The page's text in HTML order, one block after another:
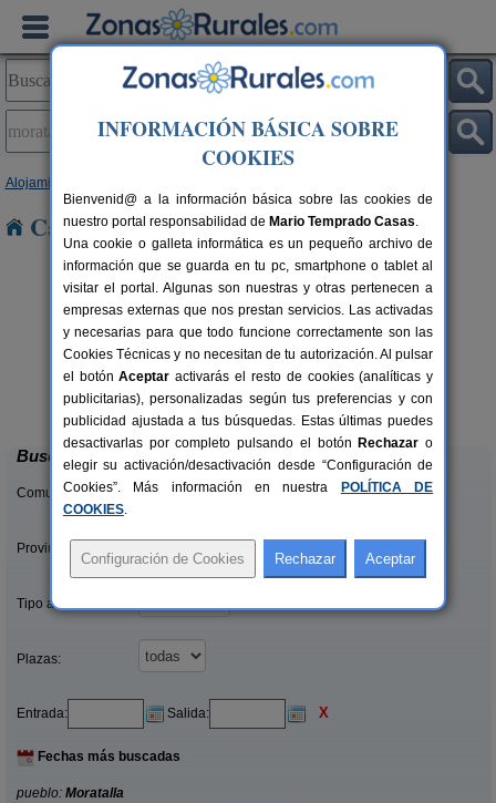
Alojamientos
Casas Rurales en Moratalla
18-10+9 pers.
desde25 €
Complejo Rural Villacampillo
Algaida (Murcia)
Buscar
Comunidades:
Provincias/Islas:
Tipo alquiler:
Plazas:
Entrada: Salida: X
Fechas más buscadas
pueblo: Moratalla
INFORMACIÓN BÁSICA SOBRE
COOKIES
Bienvenid@ a la información básica sobre las cookies de
nuestro portal responsabilidad de Mario Temprado Casas.
Una cookie o galleta informática es un pequeño archivo de
información que se guarda en tu pc, smartphone o tablet al
visitar el portal. Algunas son nuestras y otras pertenecen a
empresas externas que nos prestan servicios. Las activadas
y necesarias para que todo funcione correctamente son las
Cookies Técnicas y no necesitan de tu autorización. Al pulsar
el botónAceptar activarás el resto de cookies (analíticas y
publicitarias), personalizadas según tus preferencias y con
publicidad ajustada a tus búsquedas. Estas últimas puedes
desactivarlas por completo pulsando el botón Rechazar o
elegir su activación/desactivación desde “Configuración de
Cookies”. Más información en nuestra
POLÍTICA DE
COOKIES.